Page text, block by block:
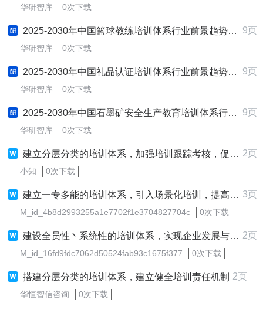
华研智库 0次下载
2025-2030年中国篮球教练培训体系行业前景趋势预测及发展战略咨询报告 9页
华研智库 0次下载
2025-2030年中国礼品认证培训体系行业前景趋势预测及发展战略咨询报告 9页
华研智库 0次下载
2025-2030年中国石墨矿安全生产教育培训体系行业前景趋势预测及发展战略咨询报告 9页
华研智库 0次下载
建立分层分类的培训体系，加强培训跟踪考核，促进培训成果实现 2页
小知 0次下载
建立一专多能的培训体系，引入场景化培训，提高服务质量 3页
M_id_4b8d2993255a1e7702f1e3704827704c 0次下载
建设全员性丶系统性的培训体系，实现企业发展与员工成长双赢 2页
M_id_16fd9fdc7062d50524fab93c1675f377 0次下载
搭建分层分类的培训体系，建立健全培训责任机制 2页
华恒智信咨询 0次下载